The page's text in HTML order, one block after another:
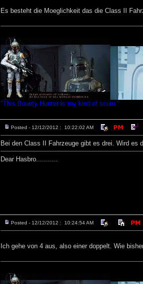
Es besteht die Moeglichkeit das die Class II
"This Bounty Hunter is my kind of scum."
Posted - 12/12/2012 : 10:22:02 AM
Bei den Class II Fahrzeuge gibt es drei. Wird es
Dear Hasbro...........
Posted - 12/12/2012 : 10:24:54 AM
Ich gehe von 4 aus, also einer doppelt. Wie